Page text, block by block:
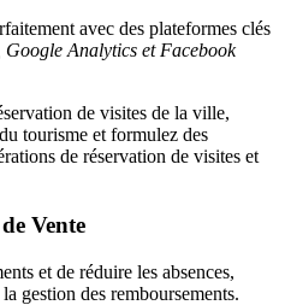
avec des plateformes clés
Google Analytics et Facebook
de visites de la ville,
tourisme et formulez des
de réservation de visites et
Vente
et de réduire les absences,
gestion des remboursements.